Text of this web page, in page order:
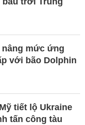
nâng mức ứng
với bão Dolphin
tiết lộ Ukraine
tấn công tàu